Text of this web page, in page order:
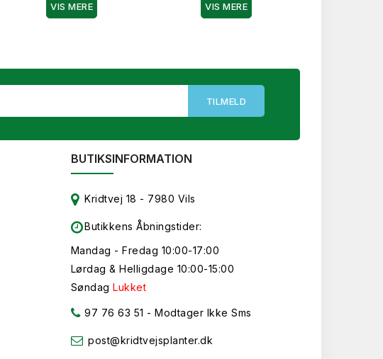
VIS MERE VIS MERE
BUTIKSINFORMATION
Kridtvej 18 - 7980 Vils
Butikkens Åbningstider:
Mandag - Fredag 10:00-17:00
Lørdag & Helligdage 10:00-15:00
SøndagLukket
97 76 63 51 - Modtager Ikke Sms
post@kridtvejsplanter.dk